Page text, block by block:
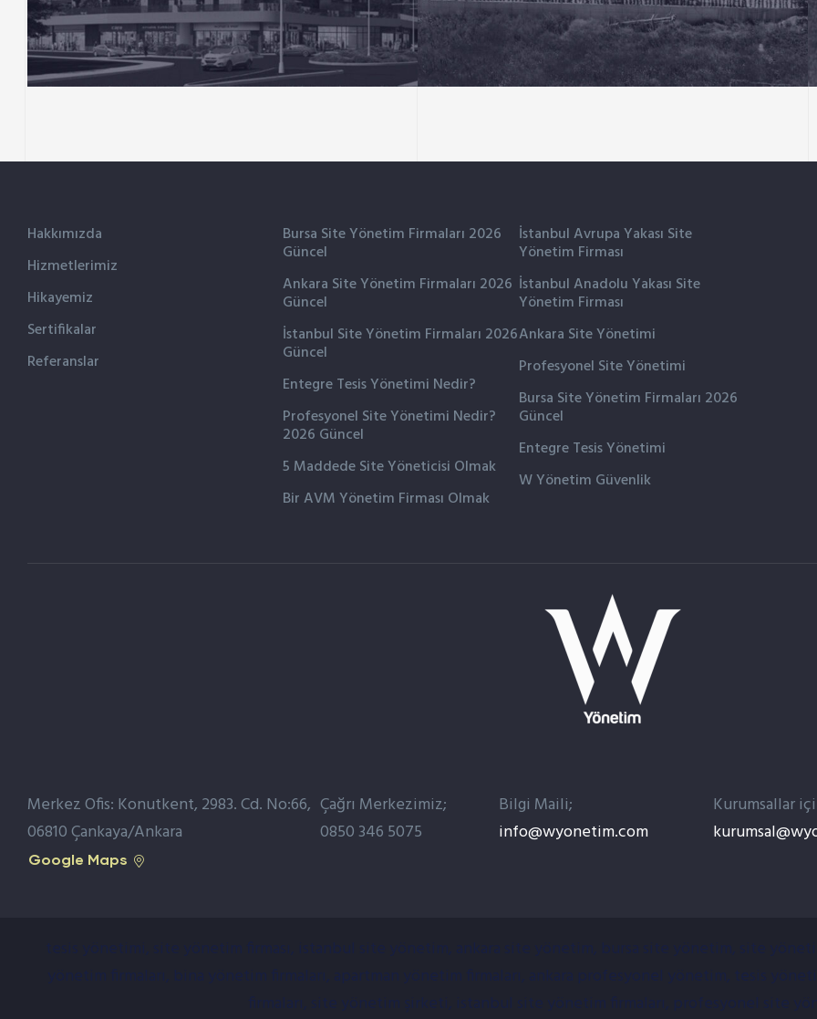
KONUT
Yeni Nesil Sitesi Eyüp
KONUT PROJE
Panula Balat Bursa
Hakkımızda
Hizmetlerimiz
Hikayemiz
Sertifikalar
Referanslar
Bursa Site Yönetim Firmaları 2026
Güncel
Ankara Site Yönetim Firmaları 2026
Güncel
İstanbul Site Yönetim Firmaları 2026
Güncel
Entegre Tesis Yönetimi Nedir?
Profesyonel Site Yönetimi Nedir?
2026 Güncel
5 Maddede Site Yöneticisi Olmak
Bir AVM Yönetim Firması Olmak
İstanbul Avrupa Yakası Site
Yönetim Firması
İstanbul Anadolu Yakası Site
Yönetim Firması
Ankara Site Yönetimi
Profesyonel Site Yönetimi
Bursa Site Yönetim Firmaları 2026
Güncel
Entegre Tesis Yönetimi
W Yönetim Güvenlik
Merkez Ofis: Konutkent, 2983. Cd. No:66,
06810 Çankaya/Ankara
Google Maps
Çağrı Merkezimiz;
0850 346 5075
Bilgi Maili;
info@wyonetim.com
Kurumsallar